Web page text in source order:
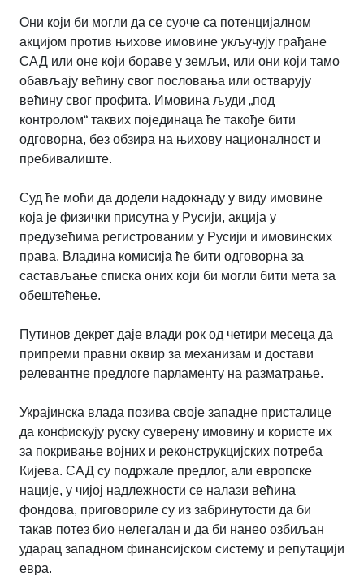
Они који би могли да се суоче са потенцијалном
акцијом против њихове имовине укључују грађане
САД или оне који бораве у земљи, или они који тамо
обављају већину свог пословања или остварују
већину свог профита. Имовина људи „под
контролом“ таквих појединаца ће такође бити
одговорна, без обзира на њихову националност и
пребивалиште.
Суд ће моћи да додели надокнаду у виду имовине
која је физички присутна у Русији, акција у
предузећима регистрованим у Русији и имовинских
права. Владина комисија ће бити одговорна за
састављање списка оних који би могли бити мета за
обештећење.
Путинов декрет даје влади рок од четири месеца да
припреми правни оквир за механизам и достави
релевантне предлоге парламенту на разматрање.
Украјинска влада позива своје западне присталице
да конфискују руску суверену имовину и користе их
за покривање војних и реконструкцијских потреба
Кијева. САД су подржале предлог, али европске
нације, у чијој надлежности се налази већина
фондова, приговориле су из забринутости да би
такав потез био нелегалан и да би нанео озбиљан
ударац западном финансијском систему и репутацији
евра.